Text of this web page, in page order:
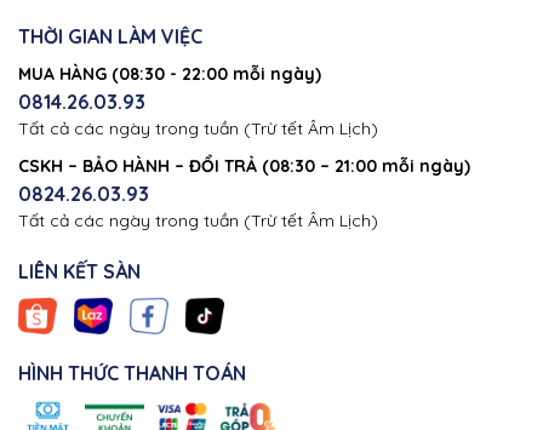
THỜI GIAN LÀM VIỆC
MUA HÀNG (08:30 - 22:00 mỗi ngày)
0814.26.03.93
Tất cả các ngày trong tuần (Trừ tết Âm Lịch)
CSKH – BẢO HÀNH – ĐỔI TRẢ (08:30 – 21:00 mỗi ngày)
0824.26.03.93
Tất cả các ngày trong tuần (Trừ tết Âm Lịch)
LIÊN KẾT SÀN
HÌNH THỨC THANH TOÁN